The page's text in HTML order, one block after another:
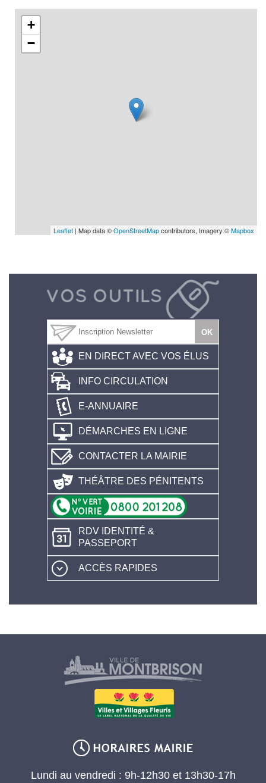
+
−
Leaflet | Map data ©OpenStreetMapcontributors, Imagery ©Mapbox
EN DIRECT AVEC VOS ÉLUS
INFO CIRCULATION
E-ANNUAIRE
DÉMARCHES EN LIGNE
CONTACTER LA MAIRIE
THÉÂTRE DES PÉNITENTS
RDV IDENTITÉ &
PASSEPORT
ACCÈS RAPIDES
Lundi au vendredi : 9h-12h30 et 13h30-17h